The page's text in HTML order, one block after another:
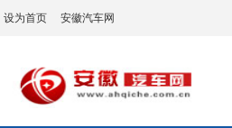
设为首页 安徽汽车网